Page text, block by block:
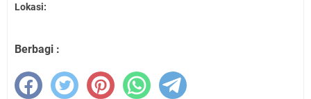
Lokasi:
Berbagi :